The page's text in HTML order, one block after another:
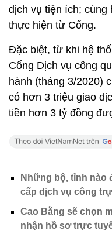
dịch vụ tiện ích;
thực hiện từ Cổng.
Đặc biệt, từ khi hệ
Cổng Dịch vụ công
hành (tháng 3/2020)
có hơn 3 triệu giao
tiền hơn 3 tỷ đồng
Những bộ, tỉnh nào
cấp dịch vụ công
Cao Bằng sẽ chọn
nhận hồ sơ trực